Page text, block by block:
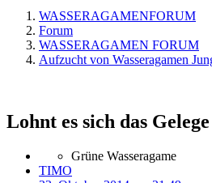
WASSERAGAMENFORUM
Forum
WASSERAGAMEN FORUM
Aufzucht von Wasseragamen
Lohnt es sich das
Grüne Wasseragame
TIMO